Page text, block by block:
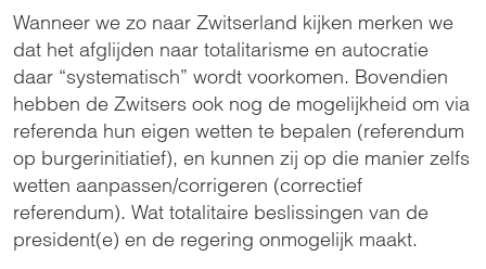
Wanneer we zo naar Zwitserland kijken merken we
dat het afglijden naar totalitarisme en autocratie
daar “systematisch” wordt voorkomen. Bovendien
hebben de Zwitsers ook nog de mogelijkheid om via
referenda hun eigen wetten te bepalen (referendum
op burgerinitiatief), en kunnen zij op die manier zelfs
wetten aanpassen/corrigeren (correctief
referendum). Wat totalitaire beslissingen van de
president(e) en de regering onmogelijk maakt.